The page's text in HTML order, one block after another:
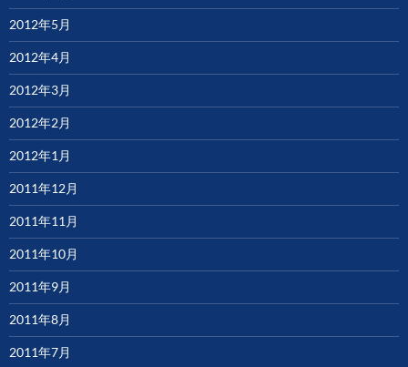
2012年5月
2012年4月
2012年3月
2012年2月
2012年1月
2011年12月
2011年11月
2011年10月
2011年9月
2011年8月
2011年7月